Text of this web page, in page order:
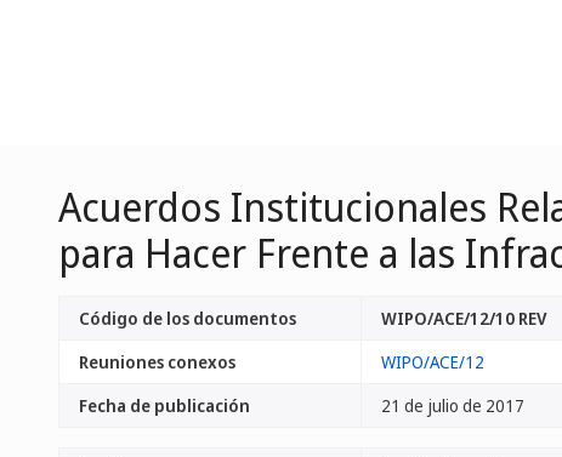
Acuerdos Institucionales
para Hacer Frente a las
Código de los documentos
WIPO/ACE/12/10 REV
Reuniones conexos
WIPO/ACE/12
Fecha de publicación
21 de julio de 2017